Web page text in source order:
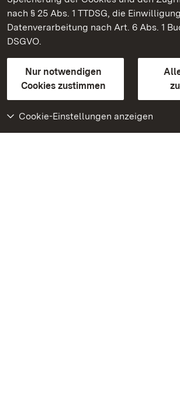
nach § 25 Abs. 1 TTDSG, die
Datenverarbeitung nach Art. 6 Abs. 1
DSGVO.
Nur notwendigen
Cookies zustimmen
Cookie-Einstellungen anzeigen
Staatliche Schlösser und Gärten
Kontakt
GebärdenspracheLeichte Sprache
Erklärung zur Barrierefreiheit
BITV-konform (geprüfte Seiten)
Weiteres